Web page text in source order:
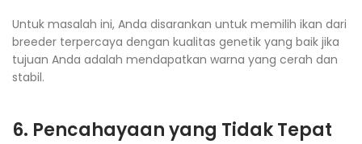
Untuk masalah ini, Anda disarankan untuk memilih ikan dari
breeder terpercaya dengan kualitas genetik yang baik jika
tujuan Anda adalah mendapatkan warna yang cerah dan
stabil.
6. Pencahayaan yang Tidak Tepat